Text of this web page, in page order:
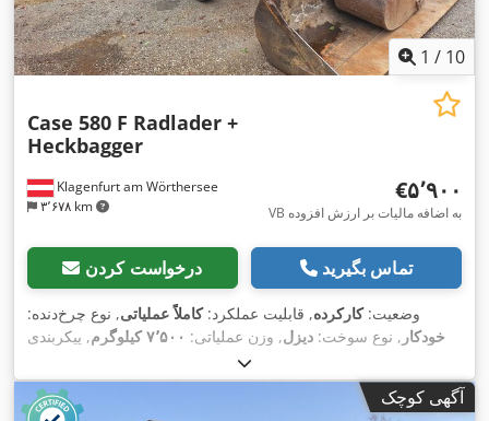
1 / 10
Klagenfurt am Wörthersee
۳٬۶۷۸ km
Case 580 F Radlader +
Heckbagger
‎€۵٬۹۰۰
VB به اضافه مالیات بر ارزش افزوده
درخواست کردن تماس بگیرید
وضعیت:کارکرده, قابلیت عملکرد:کاملاً عملیاتی, نوع چرخ‌دنده:
خودکار , نوع سوخت: دیزل, وزن عملیاتی: ۷٬۵۰۰ کیلوگرم
, پیکربندی
, سال ساخت:
هیدرولیک,
آگهی کوچک